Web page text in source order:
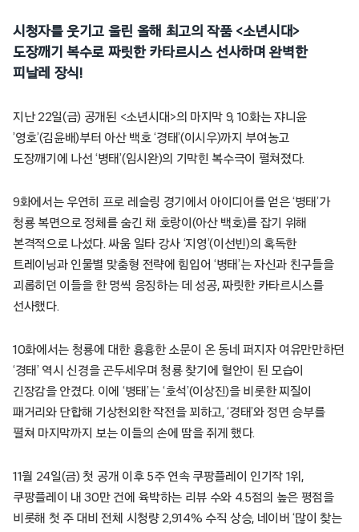
시청자를 웃기고 울린 올해 최고의 작품 <소년시대>
도장깨기 복수로 짜릿한 카타르시스 선사하며 완벽한
피날레 장식!
지난 22일(금) 공개된 <소년시대>의 마지막 9, 10화는 쟈니윤
’영호’(김윤배)부터 아산 백호 ‘경태’(이시우)까지 부여농고
도장깨기에 나선 ‘병태’(임시완)의 기막힌 복수극이 펼쳐졌다.
9화에서는 우연히 프로 레슬링 경기에서 아이디어를 얻은 ‘병태’가
청룡 복면으로 정체를 숨긴 채 호랑이(아산 백호)를 잡기 위해
본격적으로 나섰다. 싸움 일타 강사 ‘지영’(이선빈)의 혹독한
트레이닝과 인물별 맞춤형 전략에 힘입어 ‘병태’는 자신과 친구들을
괴롭히던 이들을 한 명씩 응징하는 데 성공, 짜릿한 카타르시스를
선사했다.
10화에서는 청룡에 대한 흉흉한 소문이 온 동네 퍼지자 여유만만하던
‘경태’ 역시 신경을 곤두세우며 청룡 찾기에 혈안이 된 모습이
긴장감을 안겼다. 이에 ‘병태’는 ‘호석’(이상진)을 비롯한 찌질이
패거리와 단합해 기상천외한 작전을 꾀하고, ‘경태’와 정면 승부를
펼쳐 마지막까지 보는 이들의 손에 땀을 쥐게 했다.
11월 24일(금) 첫 공개 이후 5주 연속 쿠팡플레이 인기작 1위,
쿠팡플레이 내 30만 건에 육박하는 리뷰 수와 4.5점의 높은 평점을
비롯해 첫 주 대비 전체 시청량 2,914% 수직 상승, 네이버 ‘많이 찾는